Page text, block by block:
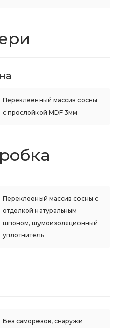
Переклеенный массив сосны
с прослойкой MDF 3мм
Переклееный массив сосны с
отделкой натуральным
шпоном, шумоизоляционный
уплотнитель
Без саморезов, снаружи